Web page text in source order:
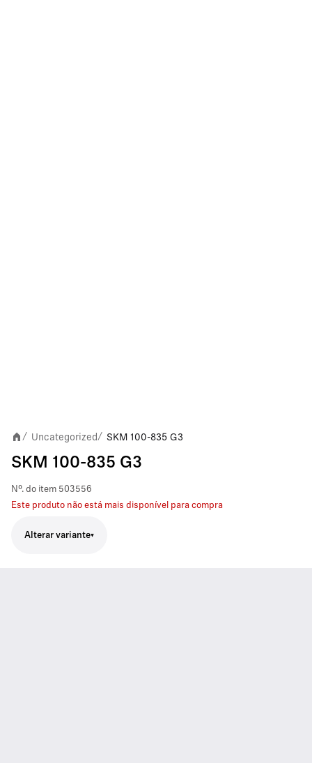
/ Uncategorized / SKM 100-835 G3
SKM 100-835 G3
Nº. do item 503556
Este produto não está mais disponível para compra
Alterar variante